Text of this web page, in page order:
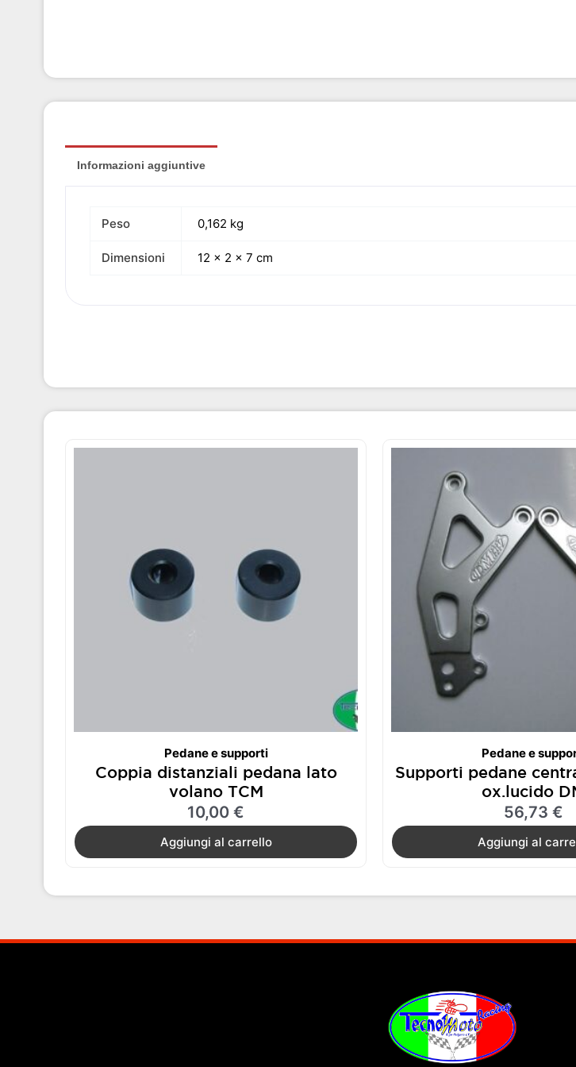
Informazioni aggiuntive
Peso 0,162 kg
Dimensioni 12 × 2 × 7 cm
Pedane e supporti
Coppia distanziali pedana lato
volano TCM
10,00 €
Aggiungi al carrello
Pedane e
Supporti pedane
ox.lucido
56,73 €
Aggiungi al